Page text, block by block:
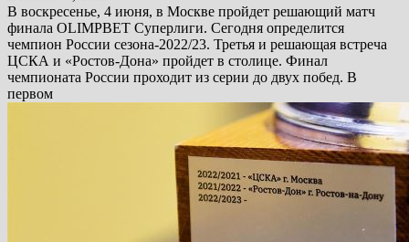
В воскресенье, 4 июня, в Москве пройдет решающий матч
финала OLIMPBET Суперлиги. Сегодня определится
чемпион России сезона-2022/23. Третья и решающая встреча
ЦСКА и «Ростов-Дона» пройдет в столице. Финал
чемпионата России проходит из серии до двух побед. В
первом